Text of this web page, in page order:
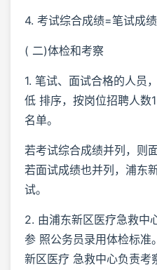
4. 考试综合成绩=笔试成
( 二)体检和考察
1. 笔试、面试合格的人员
低 排序，按岗位招聘人数
名单。
若考试综合成绩并列，则
若面试成绩也并列，浦东
试。
2. 由浦东新区医疗急救中
参 照公务员录用体检标准
新区医疗 急救中心负责考